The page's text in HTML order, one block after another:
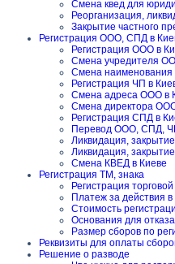
Смена квед для
Реорганизация,
Закрытие частного
Регистрация ООО, СПД в
Регистрация ООО в
Смена учредителя
Смена
Регистрация ЧП в
Смена адреса ООО в
Смена директора
Регистрация СПД в
Перевод ООО, СПД,
Ликвидация,
Ликвидация,
Смена КВЕД в Киеве
Регистрация ТМ, знака
Регистрация
Платеж за действия
Стоимость
Основания для
Размер сборов по
Реквизиты для оплаты
Решение о разводе